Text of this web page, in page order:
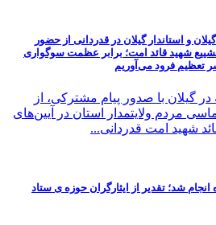
و استاندار گیلان در قدردانی از حضور
شهید قائد امت؛ برابر عظمت سوگواری
تعظیم فرود می‌آوریم
در گیلان با صدور پیام مشترکی، از
مردم ولایتمدار استان در آیین‌های
شهید امت قدردانی...
شد؛ تقدیر از ایثارگران حوزه ی ستاد